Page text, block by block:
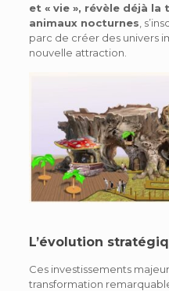
et « vie », révèle déjà
animaux nocturnes ,
parc de créer des univers
nouvelle attraction.
L’évolution
Ces investissements
transformation